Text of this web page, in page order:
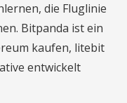
die Fluglinie
Bitpanda ist ein
kaufen, litebit
entwickelt